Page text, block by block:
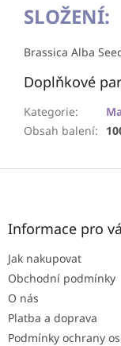
SLOŽENÍ:
Brassica Alba
Doplňkové
Kategorie:
Obsah balení:
Z
Informace pro
Jak nakupovat
Obchodní podmínky
O nás
Platba a doprava
Podmínky ochrany